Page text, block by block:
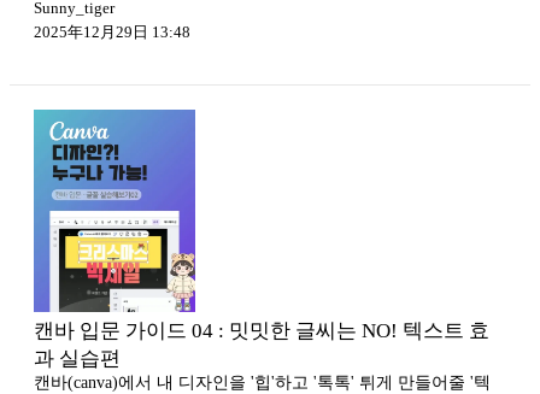
Sunny_tiger
2025年12月29日 13:48
캔바 입문 가이드 04 : 밋밋한 글씨는 NO! 텍스트 효
과 실습편
캔바(canva)에서 내 디자인을 '힙'하고 '톡톡' 튀게 만들어줄 '텍